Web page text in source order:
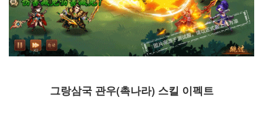
그랑삼국 관우(촉나라) 스킬 이펙트